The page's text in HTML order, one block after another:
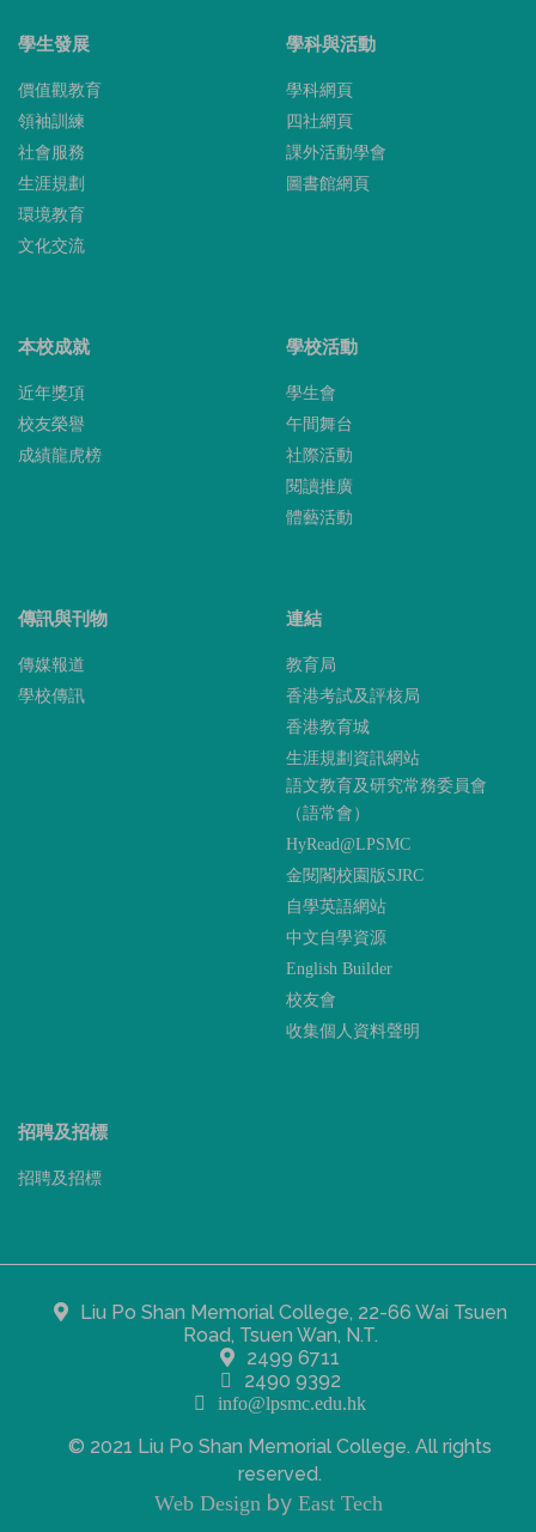
學生發展
價值觀教育
領袖訓練
社會服務
生涯規劃
環境教育
文化交流
學科與活動
學科網頁
四社網頁
課外活動學會
圖書館網頁
本校成就
近年獎項
校友榮譽
成績龍虎榜
學校活動
學生會
午間舞台
社際活動
閱讀推廣
體藝活動
傳訊與刊物
傳媒報道
學校傳訊
連結
教育局
香港考試及評核局
香港教育城
生涯規劃資訊網站
語文教育及研究常務委員會
（語常會）
HyRead@LPSMC
金閱閣校園版SJRC
自學英語網站
中文自學資源
English Builder
校友會
收集個人資料聲明
招聘及招標
招聘及招標
Liu Po Shan Memorial College, 22-66 Wai Tsuen
Road, Tsuen Wan, N.T.
2499 6711
2490 9392
info@lpsmc.edu.hk
© 2021 Liu Po Shan Memorial College. All rights
reserved.
Web Designby East Tech